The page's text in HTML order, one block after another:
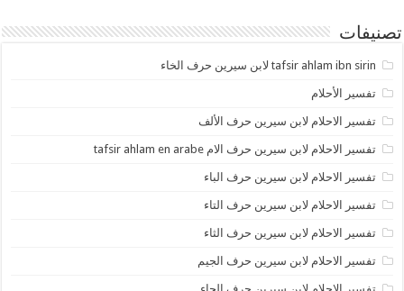
تصنيفات
tafsir ahlam ibn sirin لابن سيرين حرف الخاء
تفسير الأحلام
تفسير الاحلام لابن سيرين حرف الألف
تفسير الاحلام لابن سيرين حرف الام tafsir ahlam en arabe
تفسير الاحلام لابن سيرين حرف الباء
تفسير الاحلام لابن سيرين حرف التاء
تفسير الاحلام لابن سيرين حرف الثاء
تفسير الاحلام لابن سيرين حرف الجيم